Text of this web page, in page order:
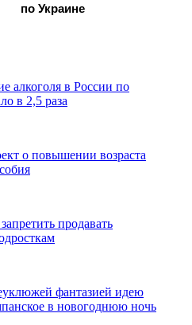
по Украине
алкоголя в России по
в 2,5 раза
о повышении возраста
продавать
фантазией идею
в новогоднюю ночь